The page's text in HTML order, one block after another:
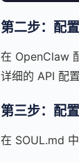
第二步：配
在 OpenClaw
详细的 API 配置
第三步：配
在 SOUL.md